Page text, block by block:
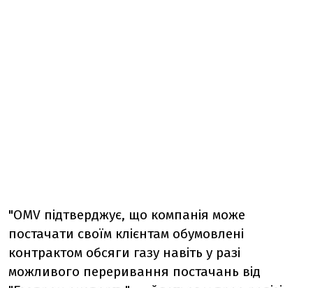
"OMV підтверджує, що компанія може
постачати своїм клієнтам обумовлені
контрактом обсяги газу навіть у разі
можливого переривання постачань від